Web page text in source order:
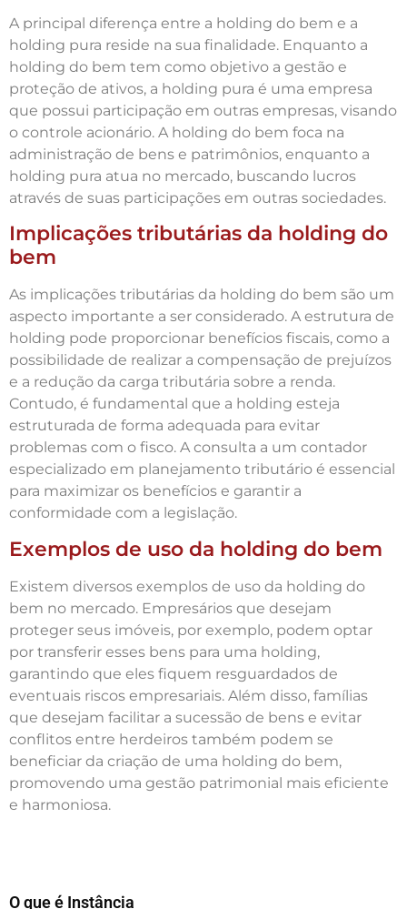
A principal diferença entre a holding do bem e a
holding pura reside na sua finalidade. Enquanto a
holding do bem tem como objetivo a gestão e
proteção de ativos, a holding pura é uma empresa
que possui participação em outras empresas, visando
o controle acionário. A holding do bem foca na
administração de bens e patrimônios, enquanto a
holding pura atua no mercado, buscando lucros
através de suas participações em outras sociedades.
Implicações tributárias da holding do
bem
As implicações tributárias da holding do bem são um
aspecto importante a ser considerado. A estrutura de
holding pode proporcionar benefícios fiscais, como a
possibilidade de realizar a compensação de prejuízos
e a redução da carga tributária sobre a renda.
Contudo, é fundamental que a holding esteja
estruturada de forma adequada para evitar
problemas com o fisco. A consulta a um contador
especializado em planejamento tributário é essencial
para maximizar os benefícios e garantir a
conformidade com a legislação.
Exemplos de uso da holding do bem
Existem diversos exemplos de uso da holding do
bem no mercado. Empresários que desejam
proteger seus imóveis, por exemplo, podem optar
por transferir esses bens para uma holding,
garantindo que eles fiquem resguardados de
eventuais riscos empresariais. Além disso, famílias
que desejam facilitar a sucessão de bens e evitar
conflitos entre herdeiros também podem se
beneficiar da criação de uma holding do bem,
promovendo uma gestão patrimonial mais eficiente
e harmoniosa.
O que é Instância